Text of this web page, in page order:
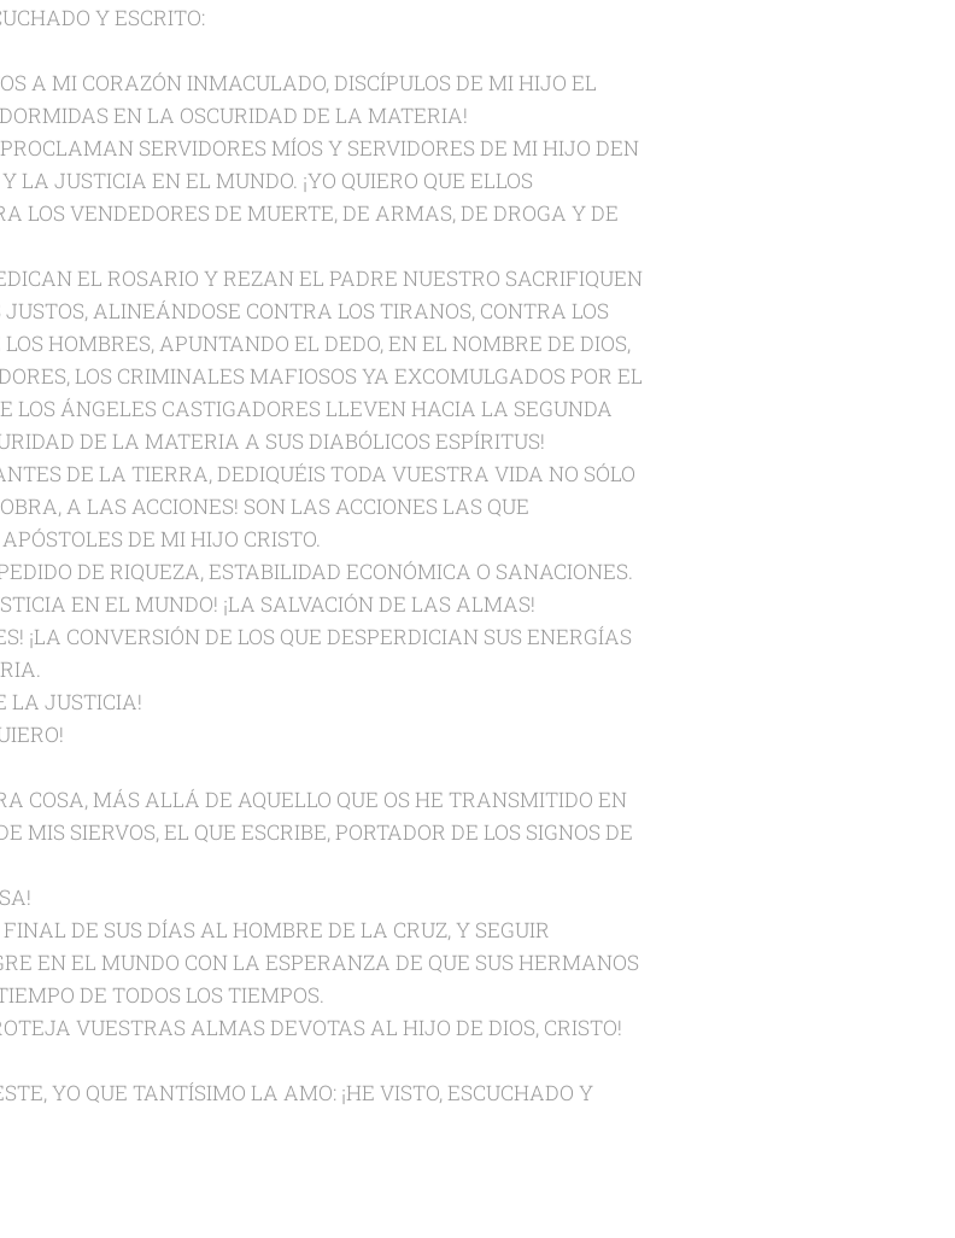
Y ESCRITO:
A MI CORAZÓN INMACULADO, DISCÍPULOS DE MI HIJO EL
EN LA OSCURIDAD DE LA MATERIA!
SERVIDORES MÍOS Y SERVIDORES DE MI HIJO DEN
LA JUSTICIA EN EL MUNDO. ¡YO QUIERO QUE ELLOS
LOS VENDEDORES DE MUERTE, DE ARMAS, DE DROGA Y DE
EL ROSARIO Y REZAN EL PADRE NUESTRO SACRIFIQUEN
ALINEÁNDOSE CONTRA LOS TIRANOS, CONTRA LOS
HOMBRES, APUNTANDO EL DEDO, EN EL NOMBRE DE DIOS,
LOS CRIMINALES MAFIOSOS YA EXCOMULGADOS POR EL
LOS ÁNGELES CASTIGADORES LLEVEN HACIA LA SEGUNDA
DE LA MATERIA A SUS DIABÓLICOS ESPÍRITUS!
DE LA TIERRA, DEDIQUÉIS TODA VUESTRA VIDA NO SÓLO
A LAS ACCIONES! SON LAS ACCIONES LAS QUE
DE MI HIJO CRISTO.
DE RIQUEZA, ESTABILIDAD ECONÓMICA O SANACIONES.
EN EL MUNDO! ¡LA SALVACIÓN DE LAS ALMAS!
¡LA CONVERSIÓN DE LOS QUE DESPERDICIAN SUS ENERGÍAS
LA JUSTICIA!
COSA, MÁS ALLÁ DE AQUELLO QUE OS HE TRANSMITIDO EN
MIS SIERVOS, EL QUE ESCRIBE, PORTADOR DE LOS SIGNOS DE
DE SUS DÍAS AL HOMBRE DE LA CRUZ, Y SEGUIR
EN EL MUNDO CON LA ESPERANZA DE QUE SUS HERMANOS
DE TODOS LOS TIEMPOS.
VUESTRAS ALMAS DEVOTAS AL HIJO DE DIOS, CRISTO!
YO QUE TANTÍSIMO LA AMO: ¡HE VISTO, ESCUCHADO Y